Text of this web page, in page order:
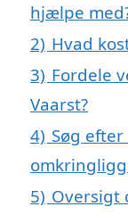
hjælpe
2) Hvad
3) Fordele
Vaarst?
4) Søg
5) Oversigt